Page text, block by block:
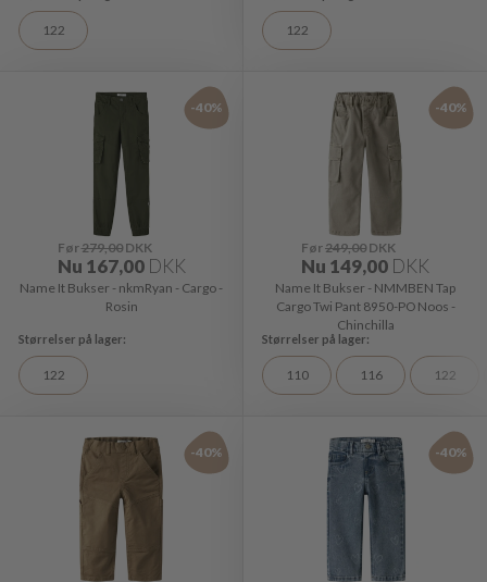
122 122
-40%
Før279,00DKK
Nu 167,00 DKK
Name It Bukser - nkmRyan - Cargo -
Rosin
122
-40%
Før249,00 DKK
Nu 149,00 DKK
Name It Bukser - NMMBEN Tap
Cargo Twi Pant 8950-PO Noos -
Chinchilla
110 116 122
-40% -40%